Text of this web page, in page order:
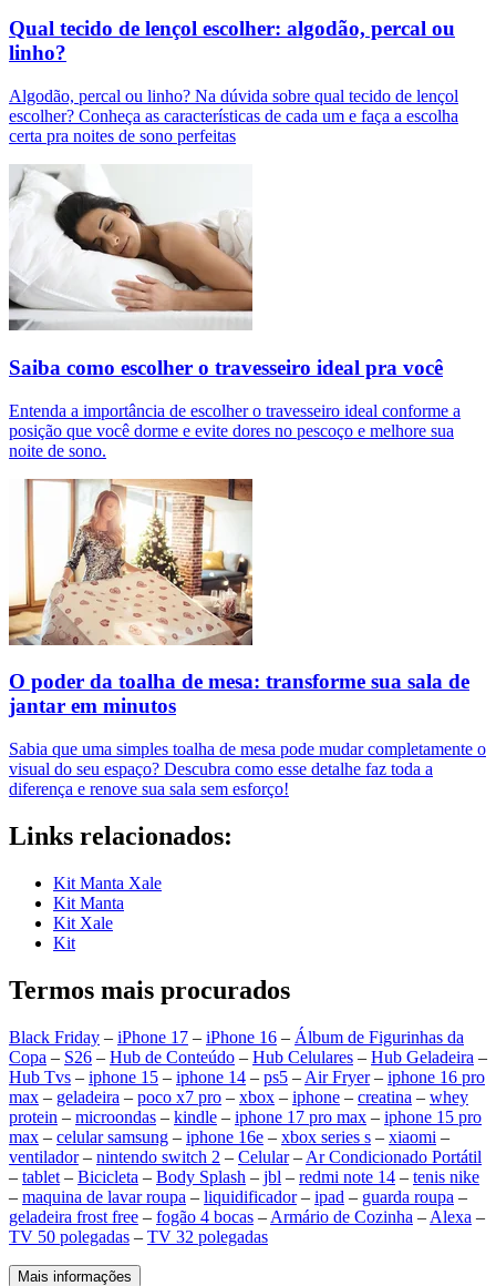
Qual tecido de lençol escolher: algodão, percal ou
linho?
Algodão, percal ou linho? Na dúvida sobre qual tecido de lençol
escolher? Conheça as características de cada um e faça a escolha
certa pra noites de sono perfeitas
Saiba como escolher o travesseiro ideal pra você
Entenda a importância de escolher o travesseiro ideal conforme a
posição que você dorme e evite dores no pescoço e melhore sua
noite de sono.
O poder da toalha de mesa: transforme sua sala de
jantar em minutos
Sabia que uma simples toalha de mesa pode mudar completamente o
visual do seu espaço? Descubra como esse detalhe faz toda a
diferença e renove sua sala sem esforço!
Links relacionados:
Kit Manta Xale
Kit Manta
Kit Xale
Kit
Termos mais procurados
Black Friday – iPhone 17 – iPhone 16 – Álbum de Figurinhas da
Copa – S26 – Hub de Conteúdo – Hub Celulares – Hub Geladeira –
Hub Tvs – iphone 15 – iphone 14 – ps5 – Air Fryer– iphone 16 pro
max – geladeira – poco x7 pro – xbox – iphone – creatina – whey
protein – microondas – kindle – iphone 17 pro max – iphone 15 pro
max – celular samsung – iphone 16e – xbox series s – xiaomi –
ventilador– nintendo switch 2 – Celular– Ar Condicionado Portátil
– tablet – Bicicleta – Body Splash – jbl – redmi note 14 – tenis nike
– maquina de lavar roupa – liquidificador– ipad – guarda roupa –
geladeira frost free – fogão 4 bocas – Armário de Cozinha – Alexa –
TV 50 polegadas – TV 32 polegadas
Mais informações